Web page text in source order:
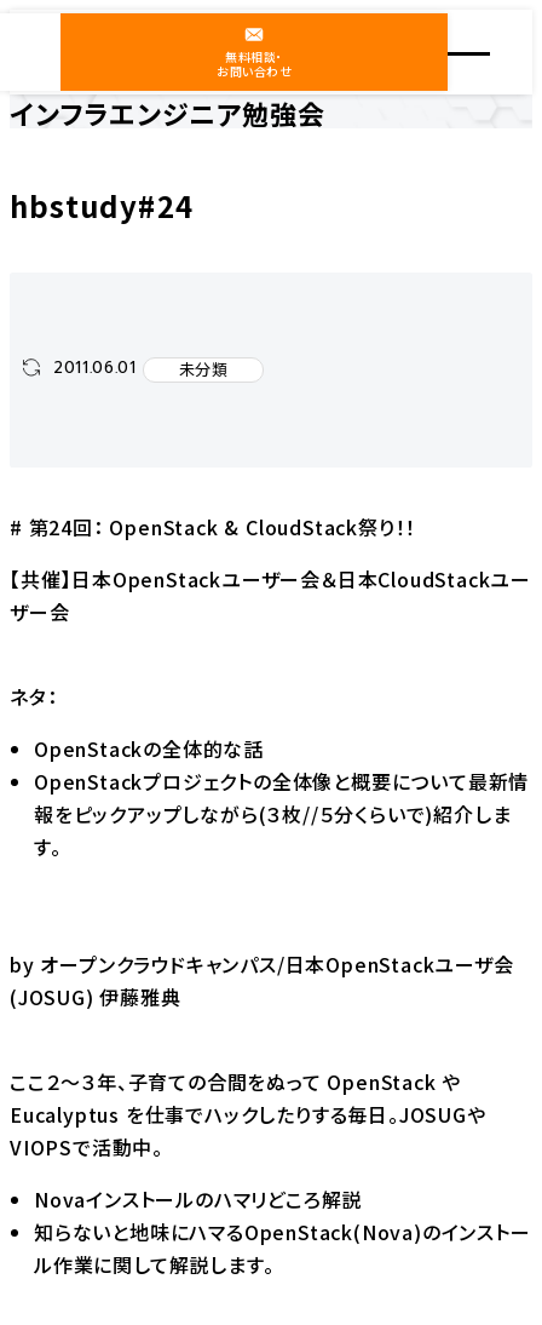
無料相談・
お問い合わせ
インフラエンジニア勉強会
hbstudy#24
2011.06.01 未分類
# 第24回： OpenStack & CloudStack祭り！！
【共催】 日本OpenStackユーザー会＆日本CloudStackユー
ザー会
ネタ：
OpenStackの全体的な話
OpenStackプロジェクトの全体像と概要について最新情
報をピックアップしながら(３枚//５分くらいで)紹介しま
す。
by オープンクラウドキャンパス/日本OpenStackユーザ会
(JOSUG) 伊藤雅典
ここ２〜３年、子育ての合間をぬって OpenStack や
Eucalyptus を仕事でハックしたりする毎日。JOSUGや
VIOPSで活動中。
Novaインストールのハマリどころ解説
知らないと地味にハマるOpenStack(Nova)のインストー
ル作業に関して解説します。